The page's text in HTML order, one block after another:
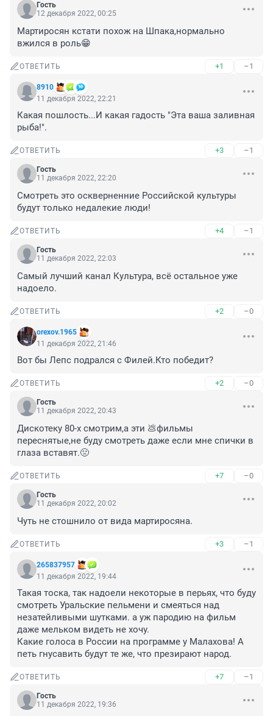
Гость
12 декабря 2022, 00:25
Мартиросян кстати похож на Шпака,нормально
вжился в роль😁
ОТВЕТИТЬ +1 –1
8910
11 декабря 2022, 22:21
Какая пошлость...И какая гадость "Эта ваша заливная
рыба!".
ОТВЕТИТЬ +3 –1
Гость
11 декабря 2022, 22:20
Смотреть это оскверненние Российской культуры
будут только недалекие люди!
ОТВЕТИТЬ +4 –1
Гость
11 декабря 2022, 22:03
Самый лучший канал Культура, всё остальное уже
надоело.
ОТВЕТИТЬ +2 –0
orexov.1965
11 декабря 2022, 21:46
Вот бы Лепс подрался с Филей.Кто победит?
ОТВЕТИТЬ +2 –0
Гость
11 декабря 2022, 20:43
Дискотеку 80-х смотрим,а эти 💩фильмы
переснятые,не буду смотреть даже если мне спички в
глаза вставят.🤢
ОТВЕТИТЬ +7 –0
Гость
11 декабря 2022, 20:02
Чуть не стошнило от вида мартиросяна.
ОТВЕТИТЬ +3 –1
265837957
11 декабря 2022, 19:44
Такая тоска, так надоели некоторые в перьях, что буду
смотреть Уральские пельмени и смеяться над
незатейливыми шутками. а уж пародию на фильм
даже мельком видеть не хочу.
Какие голоса в России на программе у Малахова! А
петь гнусавить будут те же, что презирают народ.
ОТВЕТИТЬ +7 –1
Гость
11 декабря 2022, 19:36